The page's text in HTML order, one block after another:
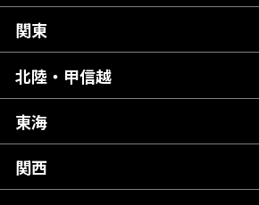
北海道
青森県
秋田県
岩手県
関東
茨城県
栃木県
群馬県
北陸・甲信越
新潟県
富山県
東海
岐阜県
関西